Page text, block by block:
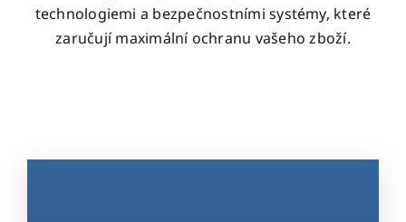
technologiemi a bezpečnostními systémy, které
zaručují maximální ochranu vašeho zboží.